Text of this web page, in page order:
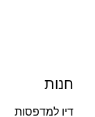
חנות
דיו למדפסות